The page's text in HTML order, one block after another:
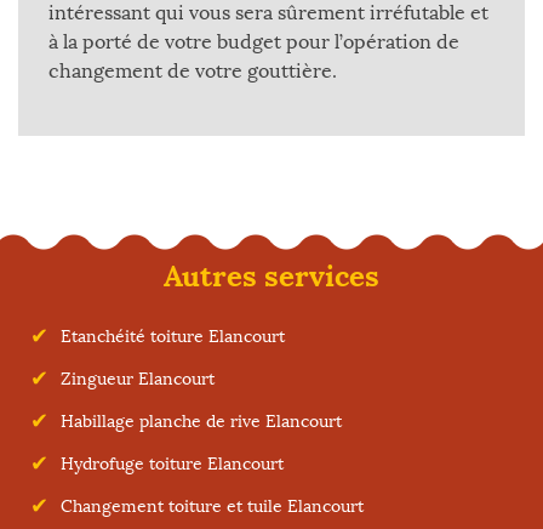
intéressant qui vous sera sûrement irréfutable et
à la porté de votre budget pour l’opération de
changement de votre gouttière.
Autres services
Etanchéité toiture Elancourt
Zingueur Elancourt
Habillage planche de rive Elancourt
Hydrofuge toiture Elancourt
Changement toiture et tuile Elancourt